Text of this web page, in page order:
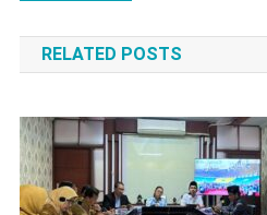
navigation
RELATED POSTS